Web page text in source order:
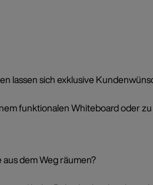
lassen sich exklusive
funktionalen Whiteboard oder
dem Weg räumen?